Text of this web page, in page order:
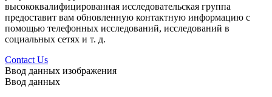
высококвалифицированная исследовательская группа
предоставит вам обновленную контактную информацию с
помощью телефонных исследований, исследований в
социальных сетях и т. д.
Contact Us
Ввод данных изображения
Ввод данных